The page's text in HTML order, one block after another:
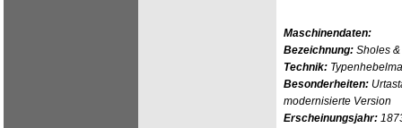
Maschinendaten:
Bezeichnung: Sholes
Technik:
Besonderheiten:
modernisierte Version
Erscheinungsjahr: